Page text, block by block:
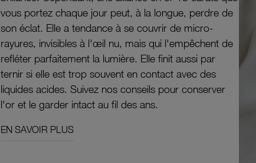
vous portez chaque jour peut, à la longue, perdre de
son éclat. Elle a tendance à se couvrir de micro-
rayures, invisibles à l'œil nu, mais qui l'empêchent de
refléter parfaitement la lumière. Elle finit aussi par
ternir si elle est trop souvent en contact avec des
liquides acides. Suivez nos conseils pour conserver
l'or et le garder intact au fil des ans.
EN SAVOIR PLUS